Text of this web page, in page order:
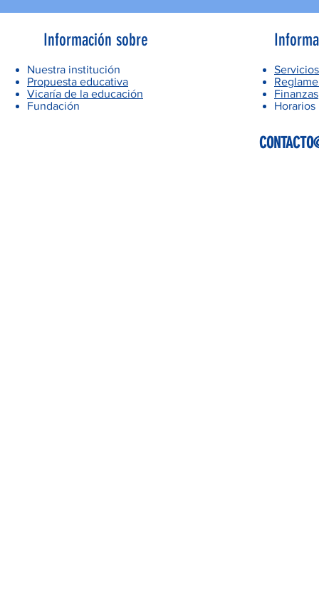
Información sobre
Nuestra institución
Propuesta educativa
Vicaría de la educación
Fundación
Servicios
Finanzas
Horarios